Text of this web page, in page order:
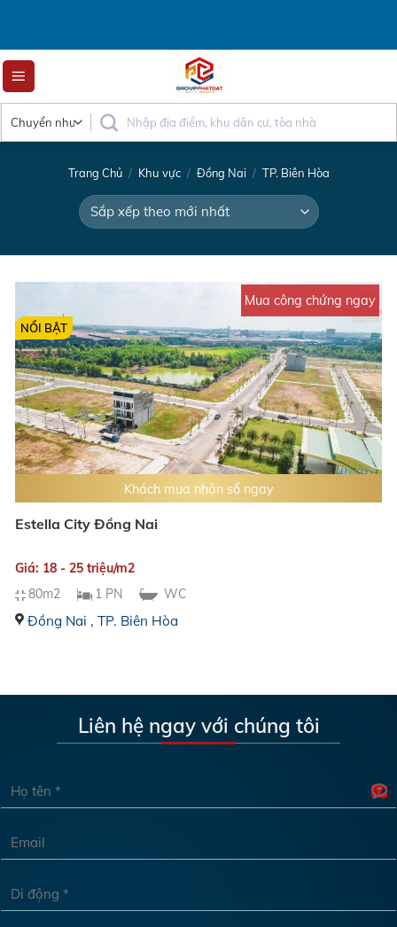
content
Trang Chủ / Khu vực / Đồng Nai / TP. Biên Hòa
Mua công chứng ngay
Khách mua nhận sổ ngay
NỔI BẬT
Estella City Đồng Nai
Giá: 18 - 25 triệu/m2
80m2
1 PN WC
Đồng Nai , TP. Biên Hòa
Liên hệ ngay với chúng tôi